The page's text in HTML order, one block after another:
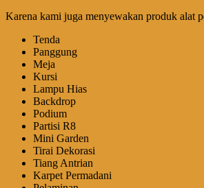
Karena kami juga menyewakan produk alat
Tenda
Panggung
Meja
Kursi
Lampu Hias
Backdrop
Podium
Partisi R8
Mini Garden
Tirai Dekorasi
Tiang Antrian
Karpet Permadani